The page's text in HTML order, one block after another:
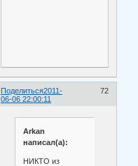
Поделиться 72
2011-
06-06 22:00:11
Arkan
написал(а):
НИКТО из